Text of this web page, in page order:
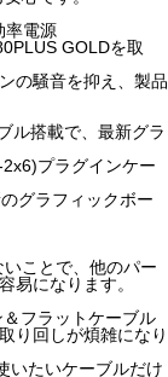
率電源
GOLDを取
の騒音を抑え、製品
ル搭載で、最新グラ
プラグインケー
グラフィックボー
ことで、他のパー
易になります。
フラットケーブル
り回しが煩雑になり
いたいケーブルだけ